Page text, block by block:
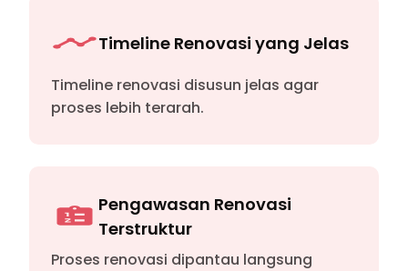
Timeline Renovasi yang Jelas
Timeline renovasi disusun jelas agar
proses lebih terarah.
Pengawasan Renovasi
Terstruktur
Proses renovasi dipantau langsung